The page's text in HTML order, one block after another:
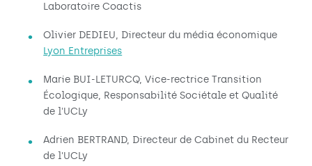
Laboratoire Coactis
Olivier DEDIEU, Directeur du média économique
Lyon Entreprises
Marie BUI-LETURCQ, Vice-rectrice Transition
Écologique, Responsabilité Sociétale et Qualité
de l'UCLy
Adrien BERTRAND, Directeur de Cabinet du Recteur
de l'UCLy